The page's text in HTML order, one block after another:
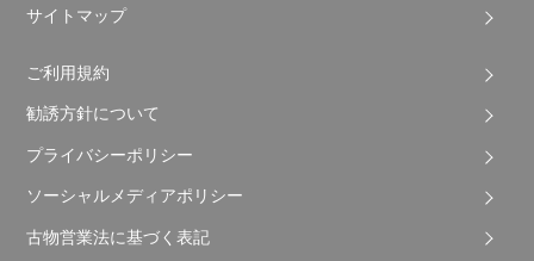
サイトマップ
ご利用規約
勧誘方針について
プライバシーポリシー
ソーシャルメディアポリシー
古物営業法に基づく表記